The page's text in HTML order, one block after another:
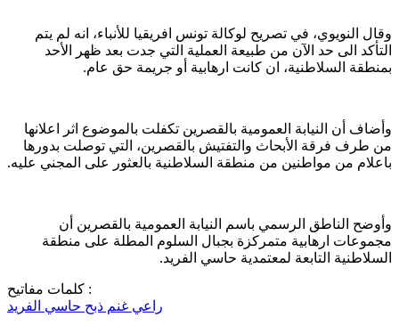
وقال النويوي، في تصريح لوكالة تونس افريقيا للأنباء، انه لم يتم
التأكد الى حد الآن من طبيعة العملية التي جدت بعد ظهر الأحد
بمنطقة السلاطنية، ان كانت ارهابية أو جريمة حق عام.
وأضاف أن النيابة العمومية بالقصرين تكفلت بالموضوع اثر اعلانها
من طرف فرقة الأبحاث والتفتيش بالقصرين، التي توصلت بدورها
باعلام من مواطنين من منطقة السلاطنية بالعثور على المجني عليه.
وأوضح الناطق الرسمي باسم النيابة العمومية بالقصرين أن
مجموعات ارهابية متمركزة بجبال السلوم المطلة على منطقة
السلاطنية التابعة لمعتمدية حاسي الفريد.
كلمات مفاتيح :
راعي غنم ذبح حاسي الفريد